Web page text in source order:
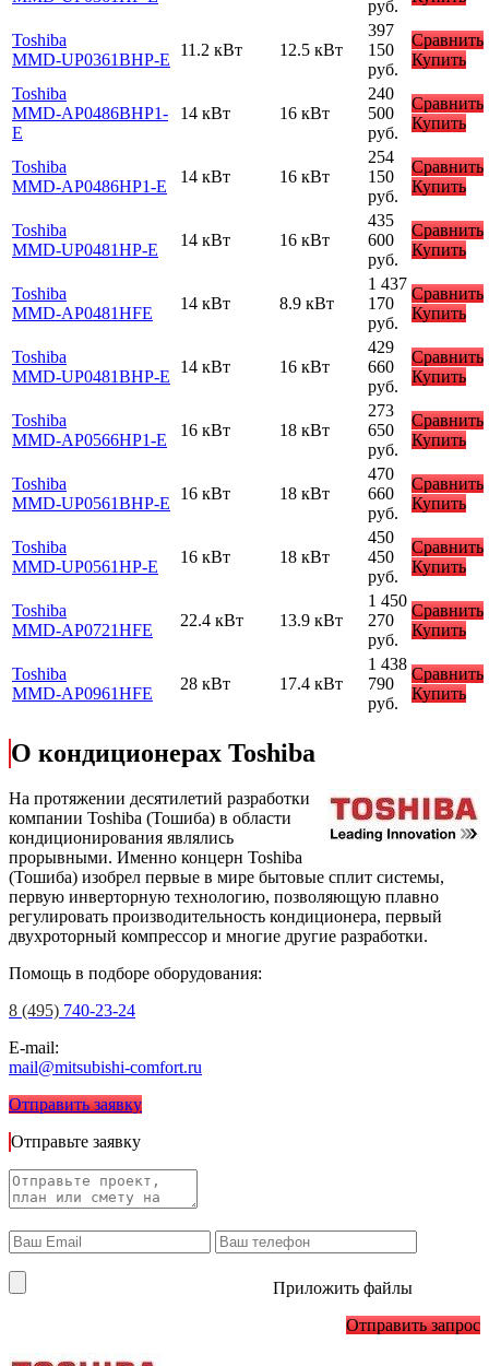
руб.
Toshiba
MMD-UP0361BHP-E
11.2 кВт 12.5 кВт
397
150
руб.
Сравнить
Купить
Toshiba
MMD-AP0486BHP1-
E
14 кВт 16 кВт
240
500
руб.
Сравнить
Купить
Toshiba
MMD-AP0486HP1-E
14 кВт 16 кВт
254
150
руб.
Сравнить
Купить
Toshiba
MMD-UP0481HP-E
14 кВт 16 кВт
435
600
руб.
Сравнить
Купить
Toshiba
MMD-AP0481HFE
14 кВт 8.9 кВт
1 437
170
руб.
Сравнить
Купить
Toshiba
MMD-UP0481BHP-E
14 кВт 16 кВт
429
660
руб.
Сравнить
Купить
Toshiba
MMD-AP0566HP1-E
16 кВт 18 кВт
273
650
руб.
Сравнить
Купить
Toshiba
MMD-UP0561BHP-E
16 кВт 18 кВт
470
660
руб.
Сравнить
Купить
Toshiba
MMD-UP0561HP-E
16 кВт 18 кВт
450
450
руб.
Сравнить
Купить
Toshiba
MMD-AP0721HFE
22.4 кВт 13.9 кВт
1 450
270
руб.
Сравнить
Купить
Toshiba
MMD-AP0961HFE
28 кВт 17.4 кВт
1 438
790
руб.
Сравнить
Купить
О кондиционерах Toshiba
На протяжении десятилетий разработки
компании Toshiba (Тошиба) в области
кондиционирования являлись
прорывными. Именно концерн Toshiba
(Тошиба) изобрел первые в мире бытовые сплит системы,
первую инверторную технологию, позволяющую плавно
регулировать производительность кондиционера, первый
двухроторный компрессор и многие другие разработки.
Помощь в подборе оборудования:
8 (495) 740-23-24
E-mail:
mail@mitsubishi-comfort.ru
Отправить заявку
Отправьте заявку
Приложить файлы
Отправить запрос